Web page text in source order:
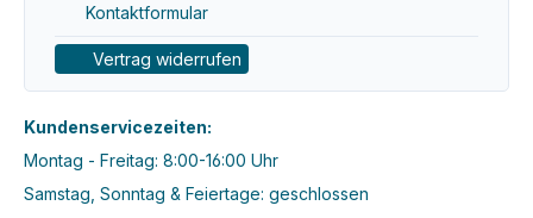
Kontaktformular
Vertrag widerrufen
Kundenservicezeiten:
Montag - Freitag: 8:00-16:00 Uhr
Samstag, Sonntag & Feiertage: geschlossen